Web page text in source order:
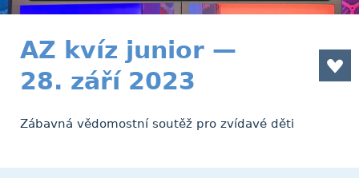
AZ kvíz junior —
28. září 2023
Zábavná vědomostní soutěž pro zvídavé děti